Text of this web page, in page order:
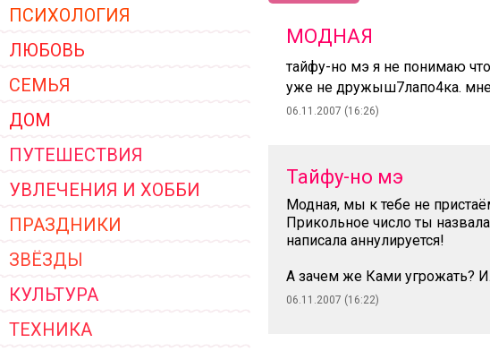
ГЛАВНЫЕ ТРЕНДЫ ВЕРХНЕЙ
ЖЕНСКОЙ ОДЕЖДЫ 2026
ПСИХОЛОГИЯ
ЛЮБОВЬ
СЕМЬЯ
ДОМ
ПУТЕШЕСТВИЯ
УВЛЕЧЕНИЯ И ХОББИ
ПРАЗДНИКИ
ЗВЁЗДЫ
КУЛЬТУРА
ТЕХНИКА
МОДНАЯ
тайфу-но мэ я не понимаю
уже не дружыш7лапо4ка.
06.11.2007 (16:26)
Тайфу-но мэ
Модная, мы к тебе не
Прикольное число ты
написала аннулируется!
А зачем же Ками угрожать?
06.11.2007 (16:22)